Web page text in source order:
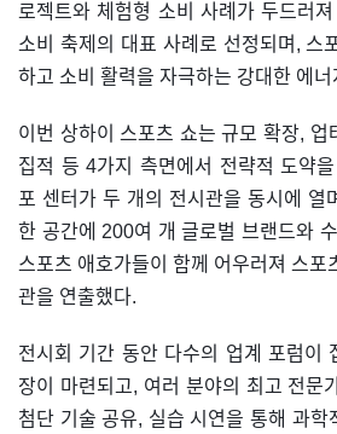
로젝트와 체험형 소비 사례가 두드러
소비 축제의 대표 사례로 선정되며, 스
하고 소비 활력을 자극하는 강대한 에
이번 상하이 스포츠 쇼는 규모 확장, 업
집적 등 4가지 측면에서 전략적 도약
포 센터가 두 개의 전시관을 동시에 열
한 공간에 200여 개 글로벌 브랜드와
스포츠 애호가들이 함께 어우러져 스포
관을 연출했다.
전시회 기간 동안 다수의 업계 포럼이
장이 마련되고, 여러 분야의 최고 전문
첨단 기술 공유, 실습 시연을 통해 과학